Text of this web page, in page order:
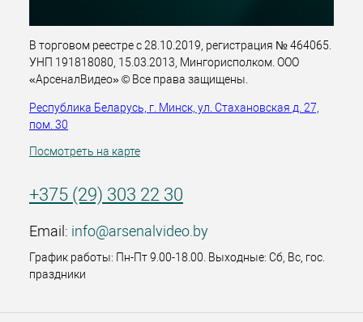
В торговом реестре с 28.10.2019, регистрация № 464065.
УНП 191818080, 15.03.2013, Мингорисполком. ООО
«АрсеналВидео» © Все права защищены.
Республика Беларусь, г. Минск, ул. Стахановская д. 27,
пом. 30
Посмотреть на карте
+375 (29) 303 22 30
Email: info@arsenalvideo.by
График работы: Пн-Пт 9.00-18.00. Выходные: Сб, Вс, гос.
праздники